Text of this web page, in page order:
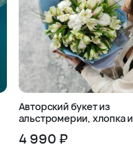
Авторский букет из
альстромерии, хлопка и
4 990 ₽